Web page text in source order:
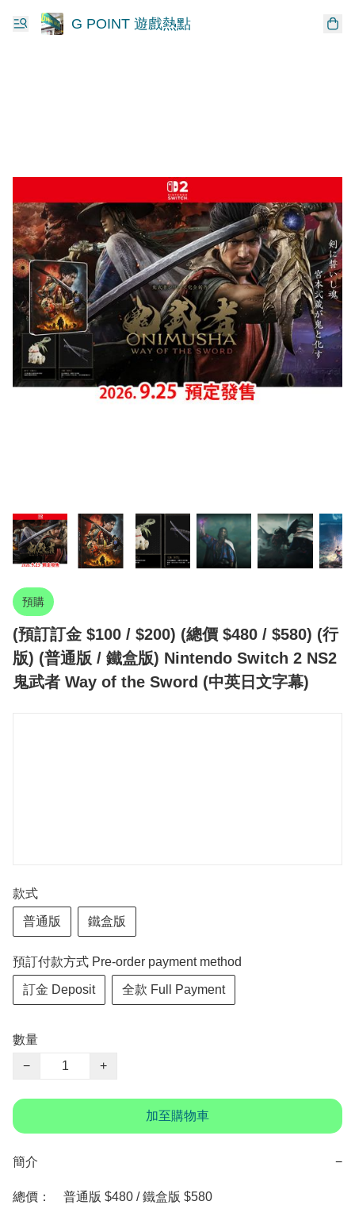
G POINT 遊戲熱點
預購
(預訂訂金 $100 / $200) (總價 $480 / $580) (行
版) (普通版 / 鐵盒版) Nintendo Switch 2 NS2
鬼武者 Way of the Sword (中英日文字幕)
款式
普通版 鐵盒版
預訂付款方式 Pre-order payment method
訂金 Deposit 全款 Full Payment
數量
−
+
加至購物車
簡介 −
總價：　普通版 $480 / 鐵盒版 $580